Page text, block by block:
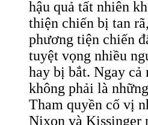
hậu quả tất nhiên
thiện chiến bị tan
phương tiện chiến
tuyệt vọng nhiều
hay bị bắt. Ngay
không phải là
Tham quyền cố vị
Nixon và Kissinger